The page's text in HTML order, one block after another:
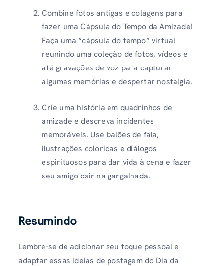
Combine fotos antigas e colagens para
fazer uma Cápsula do Tempo da Amizade!
Faça uma “cápsula do tempo” virtual
reunindo uma coleção de fotos, vídeos e
até gravações de voz para capturar
algumas memórias e despertar nostalgia.
Crie uma história em quadrinhos de
amizade e descreva incidentes
memoráveis. Use balões de fala,
ilustrações coloridas e diálogos
espirituosos para dar vida à cena e fazer
seu amigo cair na gargalhada.
Resumindo
Lembre-se de adicionar seu toque pessoal e
adaptar essas ideias de postagem do Dia da